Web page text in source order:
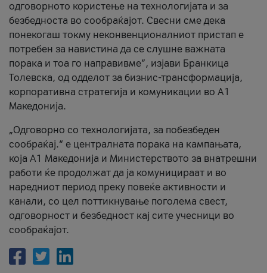
одговорното користење на технологијата и за
безбедноста во сообраќајот. Свесни сме дека
понекогаш токму неконвенционалниот пристап е
потребен за навистина да се слушне важната
порака и тоа го направивме”, изјави Бранкица
Толевска, од одделот за бизнис-трансформација,
корпоративна стратегија и комуникации во А1
Македонија.
„Одговорно со технологијата, за побезбеден
сообраќај.“ е централната порака на кампањата,
која A1 Македонија и Министерството за внатрешни
работи ќе продолжат да ја комуницираат и во
наредниот период преку повеќе активности и
канали, со цел поттикнување поголема свест,
одговорност и безбедност кај сите учесници во
сообраќајот.